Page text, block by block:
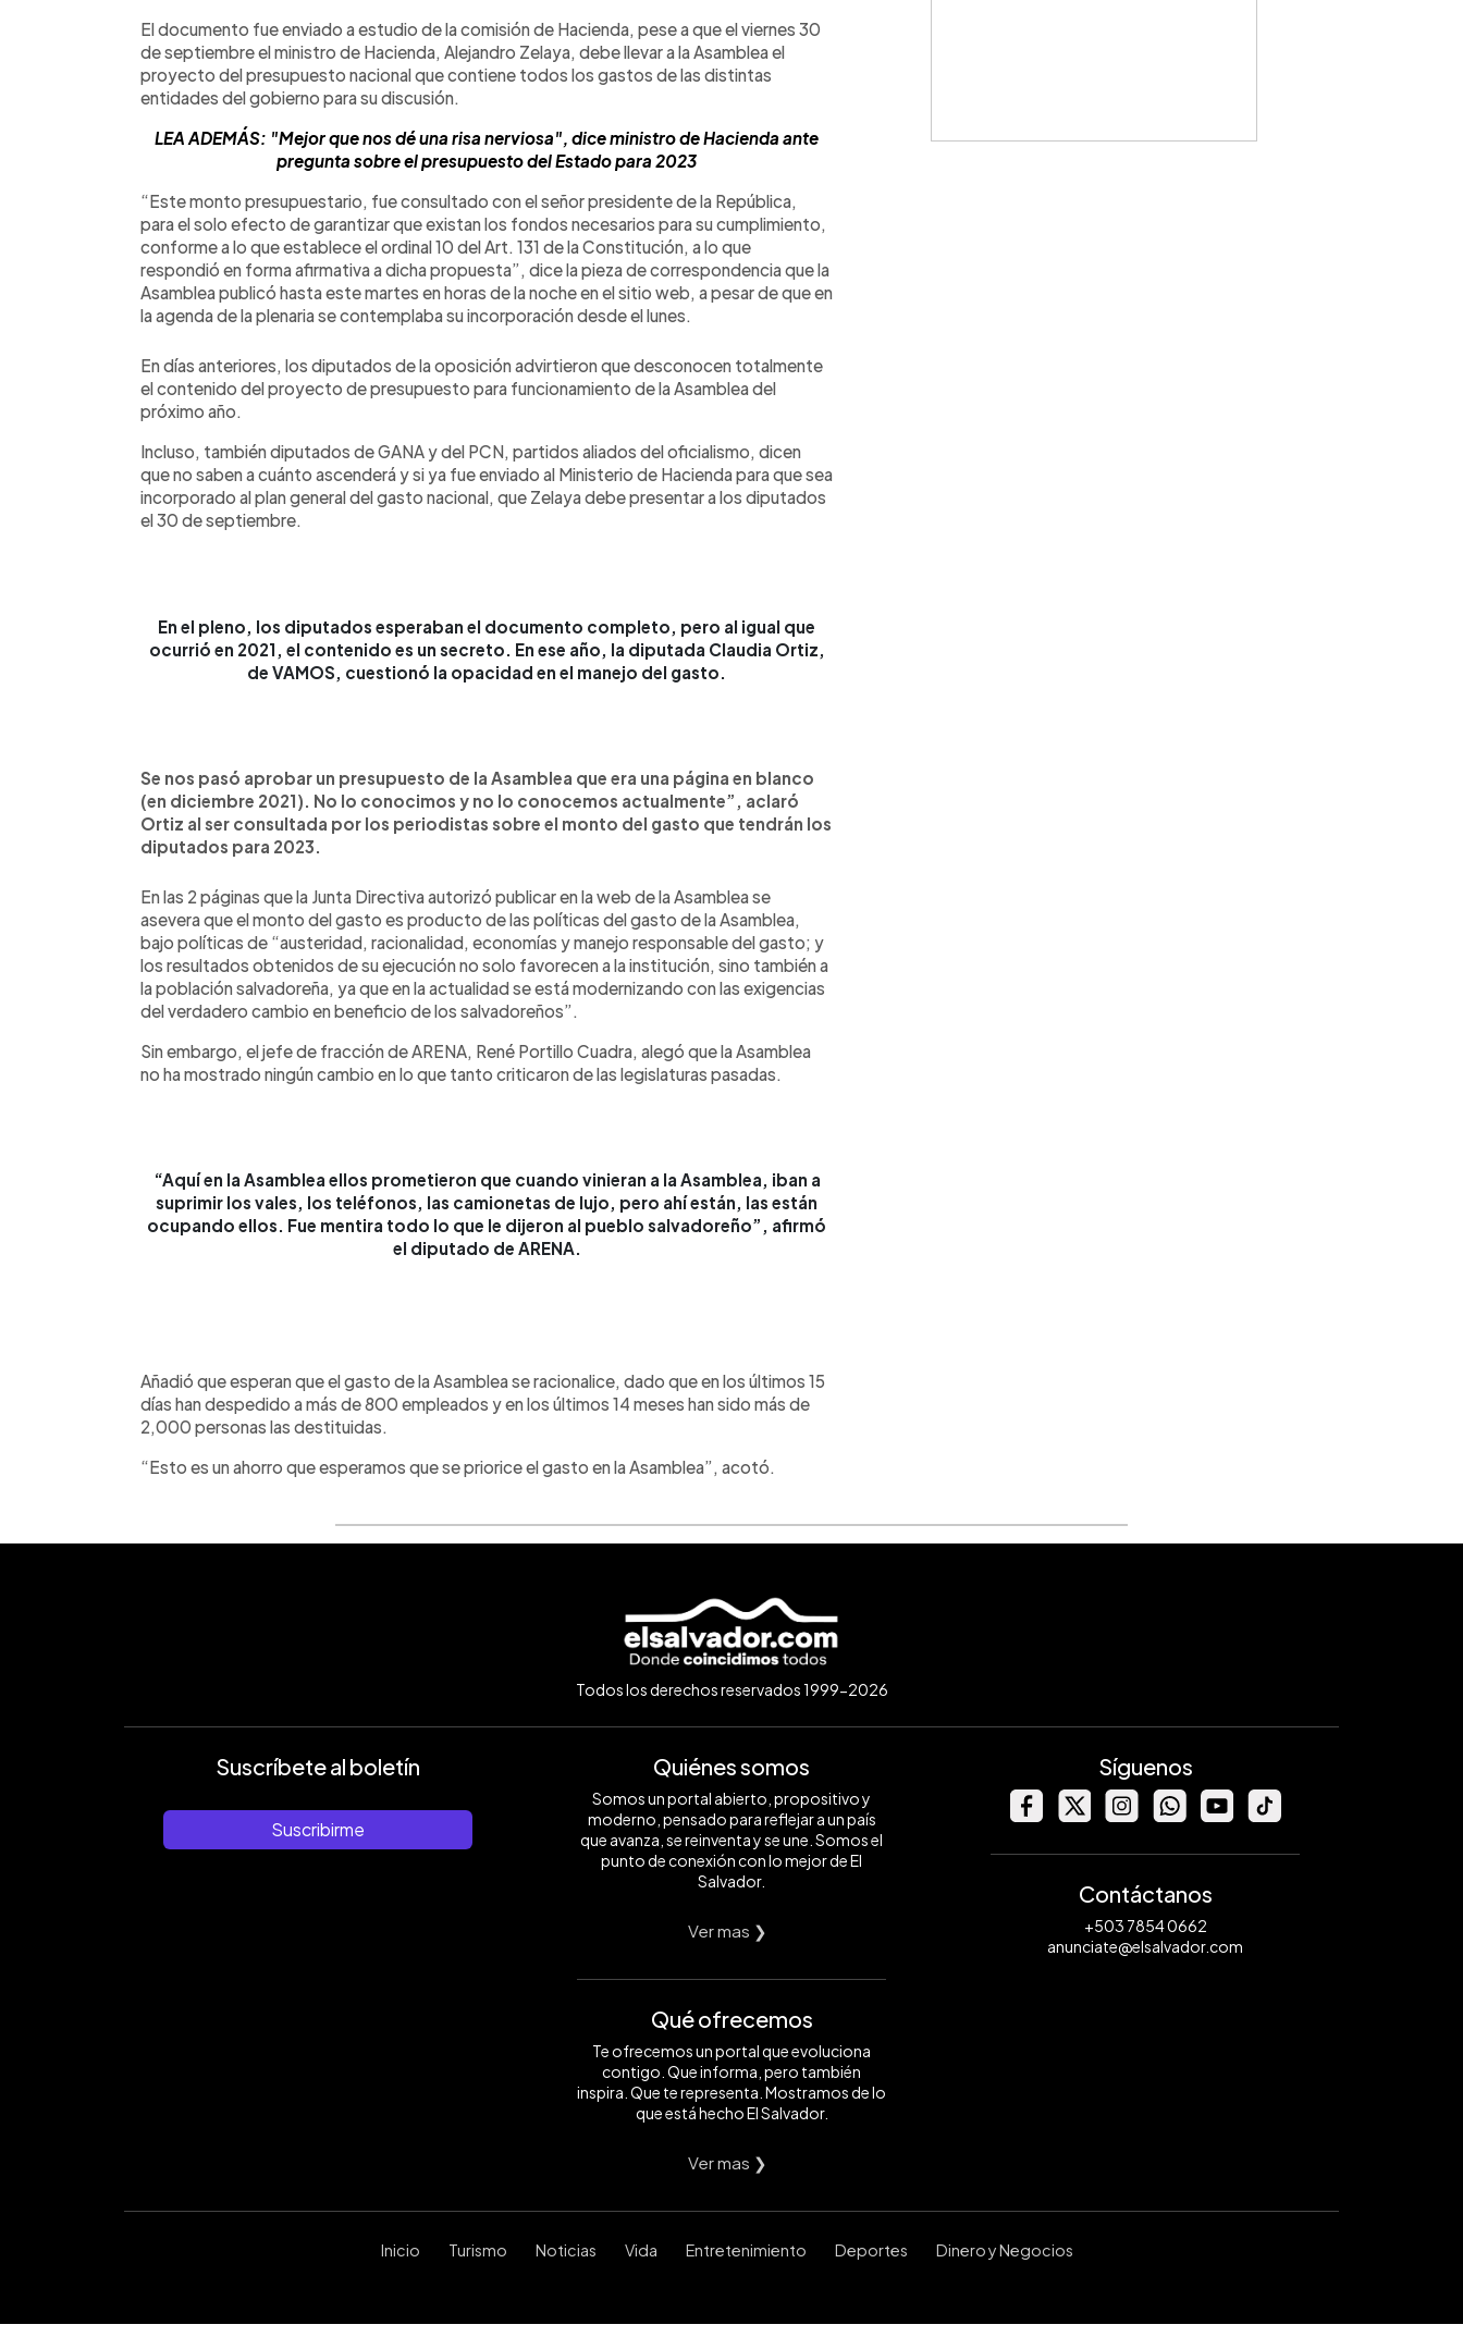
El documento fue enviado a estudio de la comisión de Hacienda, pese a que el viernes 30
de septiembre el ministro de Hacienda, Alejandro Zelaya, debe llevar a la Asamblea el
proyecto del presupuesto nacional que contiene todos los gastos de las distintas
entidades del gobierno para su discusión.
LEA ADEMÁS: "Mejor que nos dé una risa nerviosa", dice ministro de Hacienda ante
pregunta sobre el presupuesto del Estado para 2023
“Este monto presupuestario, fue consultado con el señor presidente de la República,
para el solo efecto de garantizar que existan los fondos necesarios para su cumplimiento,
conforme a lo que establece el ordinal 10 del Art. 131 de la Constitución, a lo que
respondió en forma afirmativa a dicha propuesta”, dice la pieza de correspondencia que la
Asamblea publicó hasta este martes en horas de la noche en el sitio web, a pesar de que en
la agenda de la plenaria se contemplaba su incorporación desde el lunes.
En días anteriores, los diputados de la oposición advirtieron que desconocen totalmente
el contenido del proyecto de presupuesto para funcionamiento de la Asamblea del
próximo año.
Incluso, también diputados de GANA y del PCN, partidos aliados del oficialismo, dicen
que no saben a cuánto ascenderá y si ya fue enviado al Ministerio de Hacienda para que sea
incorporado al plan general del gasto nacional, que Zelaya debe presentar a los diputados
el 30 de septiembre.
En el pleno, los diputados esperaban el documento completo, pero al igual que
ocurrió en 2021, el contenido es un secreto. En ese año, la diputada Claudia Ortiz,
de VAMOS, cuestionó la opacidad en el manejo del gasto.
Se nos pasó aprobar un presupuesto de la Asamblea que era una página en blanco
(en diciembre 2021). No lo conocimos y no lo conocemos actualmente”, aclaró
Ortiz al ser consultada por los periodistas sobre el monto del gasto que tendrán los
diputados para 2023.
En las 2 páginas que la Junta Directiva autorizó publicar en la web de la Asamblea se
asevera que el monto del gasto es producto de las políticas del gasto de la Asamblea,
bajo políticas de “austeridad, racionalidad, economías y manejo responsable del gasto; y
los resultados obtenidos de su ejecución no solo favorecen a la institución, sino también a
la población salvadoreña, ya que en la actualidad se está modernizando con las exigencias
del verdadero cambio en beneficio de los salvadoreños”.
Sin embargo, el jefe de fracción de ARENA, René Portillo Cuadra, alegó que la Asamblea
no ha mostrado ningún cambio en lo que tanto criticaron de las legislaturas pasadas.
“Aquí en la Asamblea ellos prometieron que cuando vinieran a la Asamblea, iban a
suprimir los vales, los teléfonos, las camionetas de lujo, pero ahí están, las están
ocupando ellos. Fue mentira todo lo que le dijeron al pueblo salvadoreño”, afirmó
el diputado de ARENA.
Añadió que esperan que el gasto de la Asamblea se racionalice, dado que en los últimos 15
días han despedido a más de 800 empleados y en los últimos 14 meses han sido más de
2,000 personas las destituidas.
“Esto es un ahorro que esperamos que se priorice el gasto en la Asamblea”, acotó.
Todos los derechos reservados 1999-2026
Suscríbete al boletín
Suscribirme
Quiénes somos
Somos un portal abierto, propositivo y
moderno, pensado para reflejar a un país
que avanza, se reinventa y se une. Somos el
punto de conexión con lo mejor de El
Salvador.
Ver mas ❯
Qué ofrecemos
Te ofrecemos un portal que evoluciona
contigo. Que informa, pero también
inspira. Que te representa. Mostramos de lo
que está hecho El Salvador.
Ver mas ❯
Síguenos
Contáctanos
+503 7854 0662
anunciate@elsalvador.com
Inicio Turismo Noticias Vida Entretenimiento Deportes Dinero y Negocios